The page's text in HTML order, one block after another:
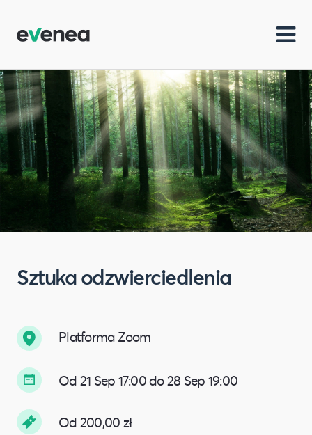
Sztuka odzwierciedlenia
Platforma Zoom
Od 21 Sep 17:00 do 28 Sep 19:00
Od 200,00 zł